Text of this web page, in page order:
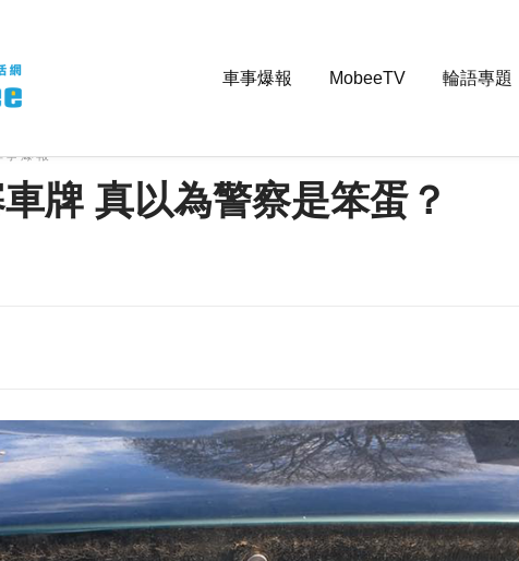
車事爆報 MobeeTV 輪語專題
事爆報
牌 真以為警察是笨蛋？